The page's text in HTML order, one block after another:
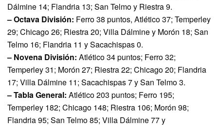
Dálmine 14; Flandria 13; San Telmo y Riestra 9.
– Octava División: Ferro 38 puntos, Atlético 37; Temperley
29; Chicago 26; Riestra 20; Villa Dálmine y Morón 18; San
Telmo 16; Flandria 11 y Sacachispas 0.
– Novena División: Atlético 34 puntos; Ferro 32;
Temperley 31; Morón 27; Riestra 22; Chicago 20; Flandria
17; Villa Dálmine 11; Sacachispas 7 y San Telmo 3.
– Tabla General: Atlético 203 puntos; Ferro 195;
Temperley 182; Chicago 148; Riestra 106; Morón 98;
Flandria 95; San Telmo 85; Villa Dálmine 77 y